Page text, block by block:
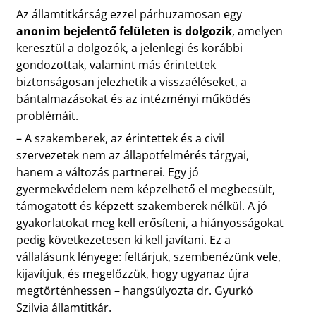
Az államtitkárság ezzel párhuzamosan egy
anonim bejelentő felületen is dolgozik, amelyen
keresztül a dolgozók, a jelenlegi és korábbi
gondozottak, valamint más érintettek
biztonságosan jelezhetik a visszaéléseket, a
bántalmazásokat és az intézményi működés
problémáit.
– A szakemberek, az érintettek és a civil
szervezetek nem az állapotfelmérés tárgyai,
hanem a változás partnerei. Egy jó
gyermekvédelem nem képzelhető el megbecsült,
támogatott és képzett szakemberek nélkül. A jó
gyakorlatokat meg kell erősíteni, a hiányosságokat
pedig következetesen ki kell javítani. Ez a
vállalásunk lényege: feltárjuk, szembenézünk vele,
kijavítjuk, és megelőzzük, hogy ugyanaz újra
megtörténhessen – hangsúlyozta dr. Gyurkó
Szilvia államtitkár.